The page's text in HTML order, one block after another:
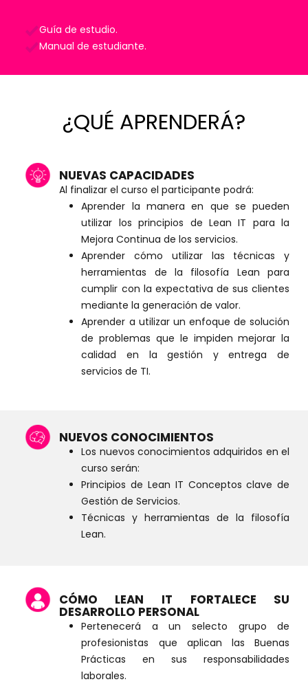
Guía de estudio.
Manual de estudiante.
¿QUÉ APRENDERÁ?
NUEVAS CAPACIDADES
Al finalizar el curso el participante podrá:
Aprender la manera en que se pueden
utilizar los principios de Lean IT para la
Mejora Continua de los servicios.
Aprender cómo utilizar las técnicas y
herramientas de la filosofía Lean para
cumplir con la expectativa de sus clientes
mediante la generación de valor.
Aprender a utilizar un enfoque de solución
de problemas que le impiden mejorar la
calidad en la gestión y entrega de
servicios de TI.
NUEVOS CONOCIMIENTOS
Los nuevos conocimientos adquiridos en el
curso serán:
Principios de Lean IT Conceptos clave de
Gestión de Servicios.
Técnicas y herramientas de la filosofía
Lean.
CÓMO LEAN IT FORTALECE SU
DESARROLLO PERSONAL
Pertenecerá a un selecto grupo de
profesionistas que aplican las Buenas
Prácticas en sus responsabilidades
laborales.